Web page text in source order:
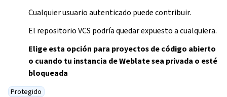
Cualquier usuario autenticado puede contribuir.
El repositorio VCS podría quedar expuesto a cualquiera.
Elige esta opción para proyectos de código abierto
o cuando tu instancia de Weblate sea privada o esté
bloqueada
Protegido